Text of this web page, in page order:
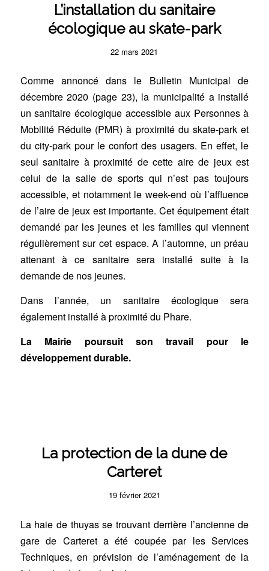
L’installation du sanitaire
écologique au skate-park
22 mars 2021
Comme annoncé dans le Bulletin Municipal de
décembre 2020 (page 23), la municipalité a installé
un sanitaire écologique accessible aux Personnes à
Mobilité Réduite (PMR) à proximité du skate-park et
du city-park pour le confort des usagers. En effet, le
seul sanitaire à proximité de cette aire de jeux est
celui de la salle de sports qui n’est pas toujours
accessible, et notamment le week-end où l’affluence
de l’aire de jeux est importante. Cet équipement était
demandé par les jeunes et les familles qui viennent
régulièrement sur cet espace. A l’automne, un préau
attenant à ce sanitaire sera installé suite à la
demande de nos jeunes.
Dans l’année, un sanitaire écologique sera
également installé à proximité du Phare.
La Mairie poursuit son travail pour le
développement durable.
La protection de la dune de
Carteret
19 février 2021
La haie de thuyas se trouvant derrière l’ancienne de
gare de Carteret a été coupée par les Services
Techniques, en prévision de l’aménagement de la